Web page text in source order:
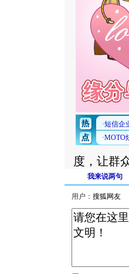
度，让群
我来说两句
用户：